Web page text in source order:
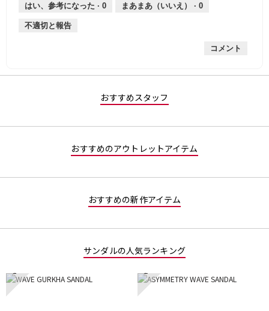
はい、参考になった · 0 まあまあ（いいえ） · 0
不適切と報告
コメント
おすすめスタッフ
おすすめのアウトレットアイテム
おすすめの新作アイテム
サンダルの人気ランキング
1 2